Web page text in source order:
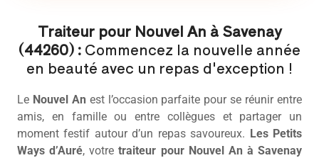
Traiteur pour Nouvel An à Savenay
(44260) : Commencez la nouvelle année
en beauté avec un repas d'exception !
Le Nouvel An est l’occasion parfaite pour se réunir entre
amis, en famille ou entre collègues et partager un
moment festif autour d’un repas savoureux. Les Petits
Ways d’Auré, votretraiteur pour Nouvel An à Savenay